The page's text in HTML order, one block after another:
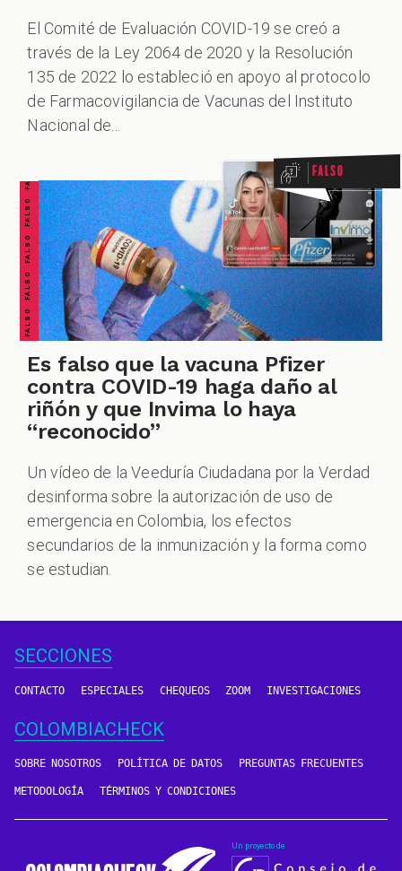
El Comité de Evaluación COVID-19 se creó a
través de la Ley 2064 de 2020 y la Resolución
135 de 2022 lo estableció en apoyo al protocolo
de Farmacovigilancia de Vacunas del Instituto
Nacional de...
FALSO FALSO FALSO FALSO FALSO FALSO FALSO Falso
Es falso que la vacuna Pfizer
contra COVID-19 haga daño al
riñón y que Invima lo haya
“reconocido”
Un vídeo de la Veeduría Ciudadana por la Verdad
desinforma sobre la autorización de uso de
emergencia en Colombia, los efectos
secundarios de la inmunización y la forma como
se estudian.
SECCIONES
CONTACTO ESPECIALES CHEQUEOS ZOOM INVESTIGACIONES
COLOMBIACHECK
SOBRE NOSOTROS POLÍTICA DE DATOS PREGUNTAS FRECUENTES
METODOLOGÍA TÉRMINOS Y CONDICIONES
Un proyecto de